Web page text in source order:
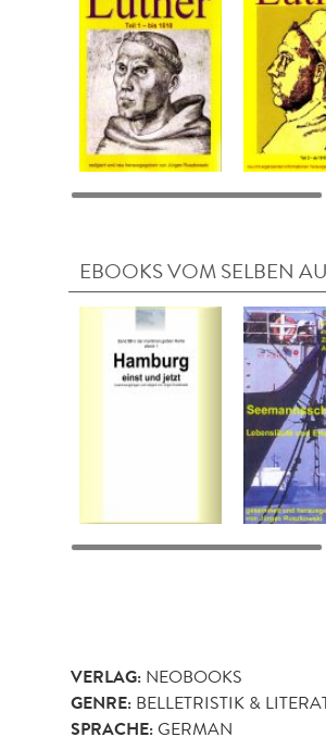
EBOOKS VOM SELBEN
VERLAG: NEOBOOKS
GENRE: BELLETRISTIK &
SPRACHE:GERMAN